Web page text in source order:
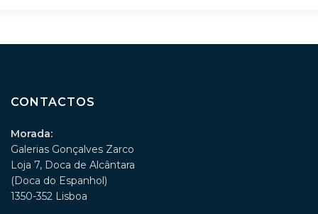
CONTACTOS
Morada:
Galerias Gonçalves Zarco
Loja 7, Doca de Alcântara
(Doca do Espanhol)
1350-352 Lisboa